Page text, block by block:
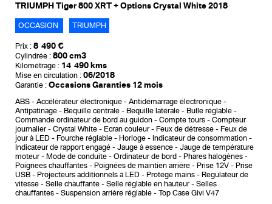
TRIUMPH Tiger 800 XRT + Options Crystal White 2018
OCCASION TRIUMPH
Prix : 8 490 €
Cylindrée : 800 cm3
Kilométrage : 14 490 kms
Mise en circulation : 06/2018
Garantie : Occasions Garanties 12 mois
ABS Accélérateur électronique
Antidémarrage électronique
Antipatinage
Bequille centrale Bequille latérale
Bulle réglable
Commande ordinateur de bord au guidon
Compte tours
Compteur
journalier
Crystal White Ecran couleur Feux de détresse
Feux de
jour à LED
Fourche réglable Horloge
Indicateur de consommation
Indicateur de rapport engagé
Jauge à essence
Jauge de température
moteur
Mode de conduite Ordinateur de bord
Phares halogènes
Poignees chauffantes
Poignées de maintien arrière Prise 12V
Prise
USB
Projecteurs additionnels à LED Protege mains
Regulateur de
vitesse
Selle chauffante Selle réglable en hauteur
Selles
chauffantes
Suspension arrière réglable
Top Case Givi V47